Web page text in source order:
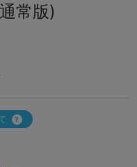
常版)